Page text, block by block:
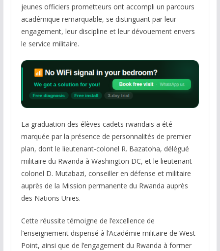
jeunes officiers prometteurs ont accompli un parcours
académique remarquable, se distinguant par leur
engagement, leur discipline et leur dévouement envers
le service militaire.
La graduation des élèves cadets rwandais a été
marquée par la présence de personnalités de premier
plan, dont le lieutenant-colonel R. Bazatoha, délégué
militaire du Rwanda à Washington DC, et le lieutenant-
colonel D. Mutabazi, conseiller en défense et militaire
auprès de la Mission permanente du Rwanda auprès
des Nations Unies.
Cette réussite témoigne de l’excellence de
l’enseignement dispensé à l’Académie militaire de West
Point, ainsi que de l’engagement du Rwanda à former